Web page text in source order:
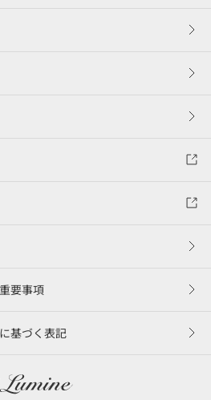
要事項
基づく表記